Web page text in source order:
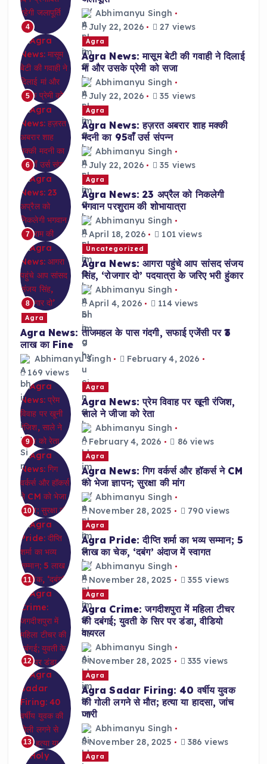
4
Abhimanyu Singh
July 22, 2026
27 views
5
Agra
Agra News: मासूम बेटी की गवाही ने दिलाई
मां और उसके प्रेमी को सजा
Abhimanyu Singh
July 22, 2026
35 views
6
Agra
Agra News: हज़रत अबरार शाह मक्की
मदनी का 95वाँ उर्स संपन्न
Abhimanyu Singh
July 22, 2026
35 views
7
Agra
Agra News: 23 अप्रैल को निकलेगी
भगवान परशुराम की शोभायात्रा
Abhimanyu Singh
April 18, 2026
101 views
8
Uncategorized
Agra News: आगरा पहुंचे आप सांसद संजय
सिंह, ‘रोजगार दो’ पदयात्रा के जरिए भरी हुंकार
Abhimanyu Singh
April 4, 2026
114 views
Agra
Agra News: ताजमहल के पास गंदगी, सफाई एजेंसी पर ₹3
लाख का Fine
Abhimanyu Singh
February 4, 2026
169 views
9
Agra
Agra News: प्रेम विवाह पर खूनी रंजिश,
साले ने जीजा को रेता
Abhimanyu Singh
February 4, 2026
86 views
10
Agra
Agra News: गिग वर्कर्स और हॉकर्स ने CM
को भेजा ज्ञापन; सुरक्षा की मांग
Abhimanyu Singh
November 28, 2025
790 views
11
Agra
Agra Pride: दीप्ति शर्मा का भव्य सम्मान; 5
लाख का चेक, ‘दबंग’ अंदाज में स्वागत
Abhimanyu Singh
November 28, 2025
355 views
12
Agra
Agra Crime: जगदीशपुरा में महिला टीचर
की दबंगई; युवती के सिर पर डंडा, वीडियो
वायरल
Abhimanyu Singh
November 28, 2025
335 views
13
Agra
Agra Sadar Firing: 40 वर्षीय युवक
की गोली लगने से मौत; हत्या या हादसा, जांच
जारी
Abhimanyu Singh
November 28, 2025
386 views
Agra